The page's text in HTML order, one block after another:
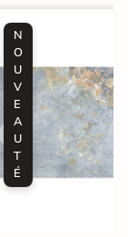
N
O
U
V
E
A
U
T
É